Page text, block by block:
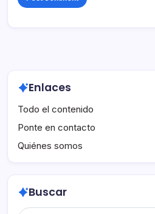
Enlaces
Todo el contenido
Ponte en contacto
Quiénes somos
Buscar